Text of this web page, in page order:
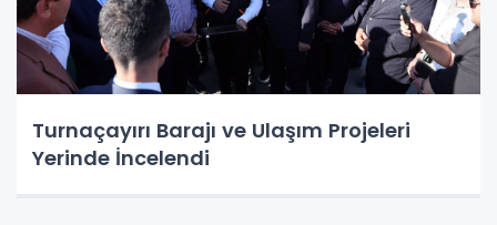
Turnaçayırı Barajı ve Ulaşım Projeleri
Yerinde İncelendi